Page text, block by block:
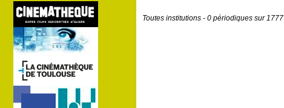
Toutes institutions - 0 périodiques sur 1777